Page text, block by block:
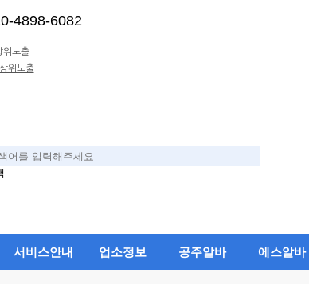
4898-6082
서비스안내 업소정보 공주알바 에스알바